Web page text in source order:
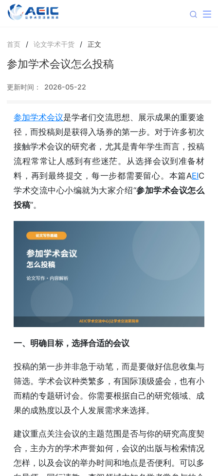
首页 / 论文学术干货 / 正文
参加学术会议怎么投稿
更新时间： 2026-05-22
参加学术会议是学者们交流思想、展示成果的重要途
径，而投稿则是获得入场券的第一步。对于许多初次
接触学术会议的研究者，尤其是青年学生而言，投稿
流程常常让人感到有些迷茫。从选择会议到准备材
料，再到最终提交，每一步都需要留心。本篇AEIC
学术交流中心小编就为大家介绍“参加学术会议怎么
投稿”。
一、明确目标，选择合适的会议
投稿的第一步并非急于动笔，而是要做好信息收集与
筛选。学术会议种类繁多，有国际顶级盛会，也有小
而精的专题研讨会。你需要根据自己的研究领域、成
果的成熟度以及个人发展需求来选择。
建议重点关注会议的主题范围是否与你的研究高度契
合，主办方的学术声誉如何，会议的出版与检索情况
怎样，以及会议的举办时间和地点是否便利。可以多